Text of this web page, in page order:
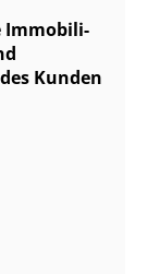
Im­mo­bi­li­
Kunden